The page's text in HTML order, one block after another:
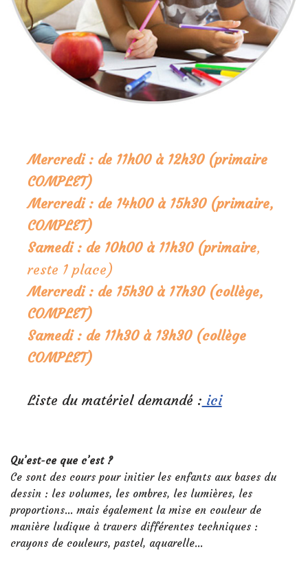
Mercredi : de 11h00 à 12h30 (primaire
COMPLET)
Mercredi : de 14h00 à 15h30 (primaire,
COMPLET)
Samedi : de 10h00 à 11h30 (primaire,
reste 1 place)
Mercredi : de 15h30 à 17h30 (collège,
COMPLET)
Samedi : de 11h30 à 13h30 (collège
COMPLET)
Liste du matériel demandé : ici
Qu’est-ce que c’est ?
Ce sont des cours pour initier les enfants aux bases du
dessin : les volumes, les ombres, les lumières, les
proportions… mais également la mise en couleur de
manière ludique à travers différentes techniques :
crayons de couleurs, pastel, aquarelle…